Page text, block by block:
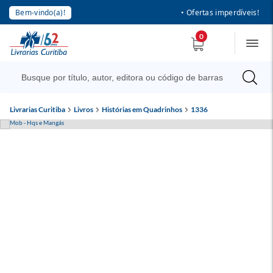
Bem-vindo(a)! • Ofertas imperdíveis!
0
Livrarias Curitiba Livros Histórias em Quadrinhos 1336